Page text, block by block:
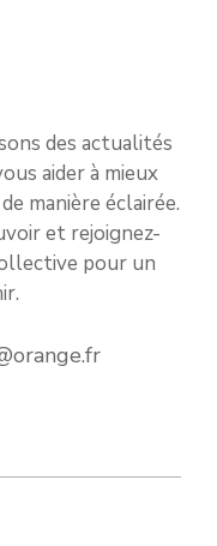
des actualités
aider à mieux
manière éclairée.
et rejoignez-
pour un